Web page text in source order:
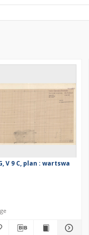
V 9 C, plan : wartswa